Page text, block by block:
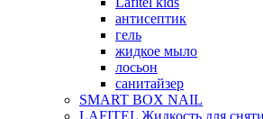
антисептик
гель
жидкое мыло
лосьон
санитайзер
SMART BOX NAIL
LAFITEL Жидкость для